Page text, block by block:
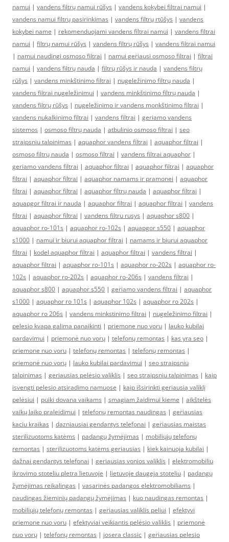
namui | vandens filtrų namui rūšys | vandens kokybei filtrai namui |
vandens namui filtrų pasirinkimas | vandens filtrų rtūšys | vandens
kokybei name | rekomenduojami vandens filtrai namui | vandens filtrai
namui | filtrų namui rūšys | vandens filtrų rūšys | vandens filtrai namui
| namui naudingi osmoso filtrai | namui geriausi osmoso filtrai | filtrai
namui | vandens filtrų nauda | filtrų rūšys ir nauda | vandens filtrų
rūšys | vandens minkštinimo filtrai | nugeležinimo filtrų nauda |
vandens filtrai nugeležinimui | vandens minkštinimo filtrų nauda |
vandens filtrų rūšys | nugeležinimo ir vandens monkštinimo filtrai |
vandens nukalkinimo filtrai | vandens filtrai | geriamo vandens
sistemos | osmoso filtrų nauda | atbulinio osmoso filtrai | seo
straipsniu talpinimas | aquaphor vandens filtrai | aquaphor filtrai |
osmoso filtrų nauda | osmoso filtrai | vandens filtrai aquaphor |
geriamo vandens filtrai | aquaphor filtrai | aquaphor filtrai | aquaphor
filtrai | aquaphor filtrai | aquaphor namams ir pramonei | aquaphor
filtrai | aquaphor filtrai | aquaphor filtrų nauda | aquaphor filtrai |
aquapgor filtrai ir nauda | aquaphor filtrai | aquaphor filtrai | vandens
filtrai | aquaphor filtrai | vandens filtru rusys | aquaphor s800 |
aquaphor ro-101s | aquaphor ro-102s | aquapgor s550 | aquaphor
s1000 | namui ir biurui aquaphor filtrai | namams ir biurui aquaphor
filtrai | kodel aquaphor filtrai | aquaphor filtrai | vandens filtrai |
aquaphor filtrai | aquaphor ro-101s | aquaphor ro-202s | aquaphor ro-
102s | aquaphor ro-202s | aquaphor ro-206s | vandens filtrai |
aquaphor s800 | aquaphor s550 | geriamo vandens filtrai | aquaphor
s1000 | aquaphor ro 101s | aquaphor 102s | aquaphor ro 202s |
aquaphor ro 206s | vandens minkstinimo filtrai | nugeležinimo filtrai |
pelesio kvapa galima panaikinti | priemone nuo voru | lauko kubilai
pardavimui | priemonė nuo vorų | telefonų remontas | kas yra seo |
priemone nuo voru | telefonų remontas | telefonų remontas |
priemonė nuo vorų | lauko kubilai pardavimui | seo straipsniu
talpinimas | geriausias pelėsio valiklis | seo straipsniu talpinimas | kaip
isvengti pelesio atsiradimo namuose | kaip išsirinkti geriausią valiklį
pelėsiui | puiki dovana vaikams | smagiam žaidimui kieme | aikštelės
vaikų laiko praleidimui | telefonų remontas naudingas | geriausias
kaciu kraikas | dazniausiai gendantys telefonai | geriausias maistas
sterilizuotoms katėms | padangų žymėjimas | mobiliųjų telefonų
remontas | sterilizuotoms katėms geriausias | kiek kainuoja kubilai |
dažnai gendantys telefonai | geriausias vonios valiklis | elektromobiliu
ikrovimo stoteliu pletra lietuvoje | lietuvoje daugeja stoteliu | padangų
žymėjimas reikalingas | vasarinės padangos elektromobiliams |
naudingas žieminių padangų žymėjimas | kuo naudingas remontas |
mobiliųjų telefonų remontas | geriausias valiklis peliui | efektyvi
priemone nuo voru | efektyviai veikiantis pelėsio valiklis | priemonė
nuo vorų | telefonų remontas | josera classic | geriausias pelesio